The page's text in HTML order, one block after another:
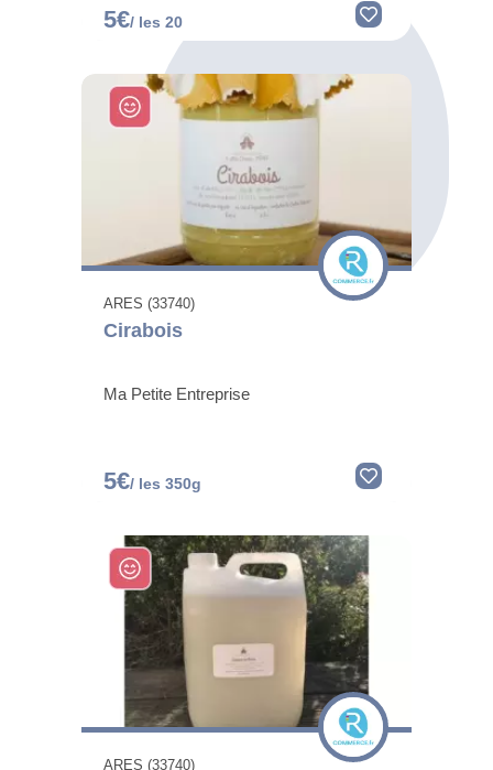
5€/ les 20
ARES (33740)
Cirabois
Ma Petite Entreprise
5€/ les 350g
ARES (33740)